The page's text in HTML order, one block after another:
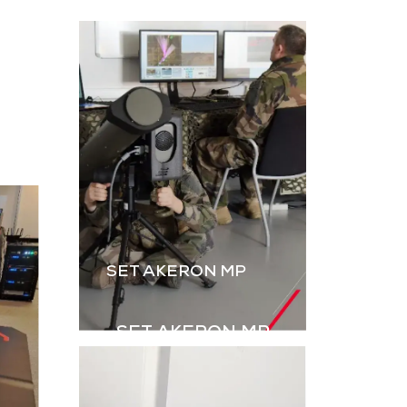
la
simulation est
essentielle. Le B2M-GR
de GDI Simulation,
enrichi par l’intégration
des grenades,
renforce le réalisme
des exercices Live.
Télécharger la
plaquette
SET AKERON MP
SET AKERON MP
pour l’entraînement